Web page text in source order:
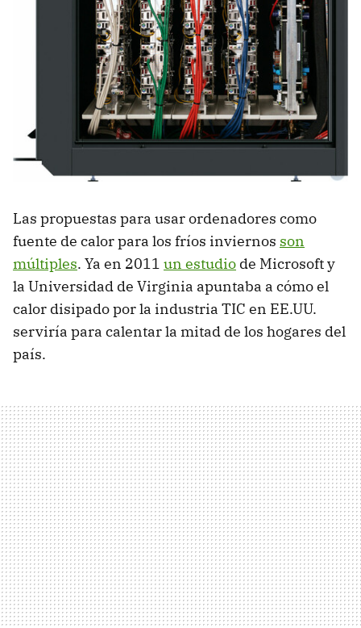
Las propuestas para usar ordenadores como
fuente de calor para los fríos inviernos son
múltiples. Ya en 2011 un estudio de Microsoft y
la Universidad de Virginia apuntaba a cómo el
calor disipado por la industria TIC en EE.UU.
serviría para calentar la mitad de los hogares del
país.